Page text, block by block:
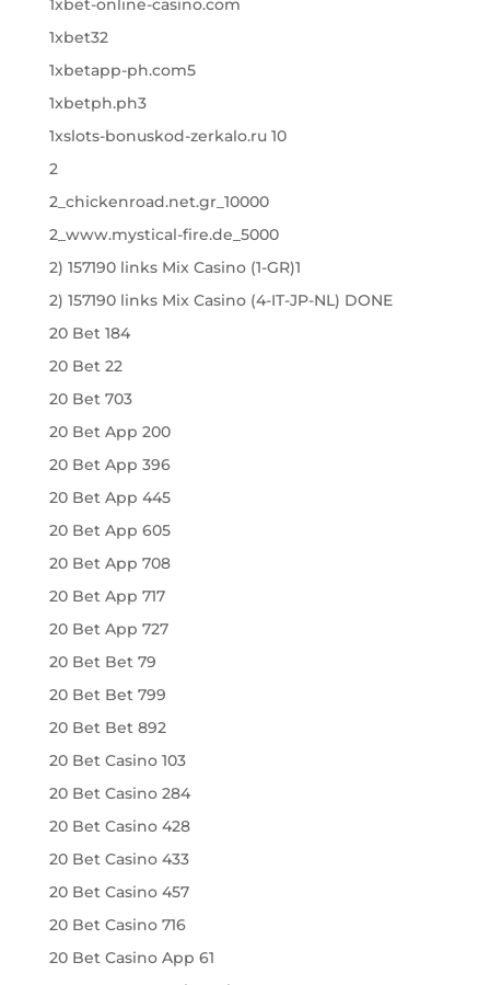
1xbet-online-casino.com
1xbet32
1xbetapp-ph.com5
1xbetph.ph3
1xslots-bonuskod-zerkalo.ru 10
2
2_chickenroad.net.gr_10000
2_www.mystical-fire.de_5000
2) 157190 links Mix Casino (1-GR)1
2) 157190 links Mix Casino (4-IT-JP-NL) DONE
20 Bet 184
20 Bet 22
20 Bet 703
20 Bet App 200
20 Bet App 396
20 Bet App 445
20 Bet App 605
20 Bet App 708
20 Bet App 717
20 Bet App 727
20 Bet Bet 79
20 Bet Bet 799
20 Bet Bet 892
20 Bet Casino 103
20 Bet Casino 284
20 Bet Casino 428
20 Bet Casino 433
20 Bet Casino 457
20 Bet Casino 716
20 Bet Casino App 61